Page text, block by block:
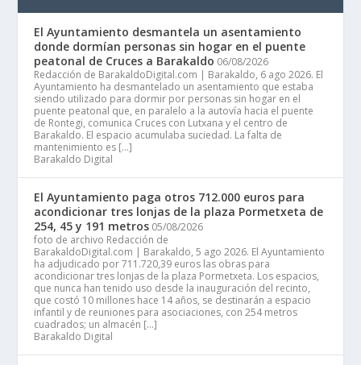
El Ayuntamiento desmantela un asentamiento
donde dormían personas sin hogar en el puente
peatonal de Cruces a Barakaldo 06/08/2026
Redacción de BarakaldoDigital.com | Barakaldo, 6 ago 2026. El
Ayuntamiento ha desmantelado un asentamiento que estaba
siendo utilizado para dormir por personas sin hogar en el
puente peatonal que, en paralelo a la autovía hacia el puente
de Rontegi, comunica Cruces con Lutxana y el centro de
Barakaldo. El espacio acumulaba suciedad. La falta de
mantenimiento es […]
Barakaldo Digital
El Ayuntamiento paga otros 712.000 euros para
acondicionar tres lonjas de la plaza Pormetxeta de
254, 45 y 191 metros 05/08/2026
foto de archivo Redacción de
BarakaldoDigital.com | Barakaldo, 5 ago 2026. El Ayuntamiento
ha adjudicado por 711.720,39 euros las obras para
acondicionar tres lonjas de la plaza Pormetxeta. Los espacios,
que nunca han tenido uso desde la inauguración del recinto,
que costó 10 millones hace 14 años, se destinarán a espacio
infantil y de reuniones para asociaciones, con 254 metros
cuadrados; un almacén […]
Barakaldo Digital